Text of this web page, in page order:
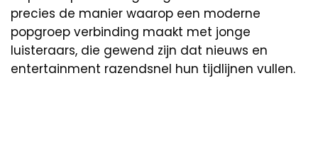
precies de manier waarop een moderne
popgroep verbinding maakt met jonge
luisteraars, die gewend zijn dat nieuws en
entertainment razendsnel hun tijdlijnen vullen.